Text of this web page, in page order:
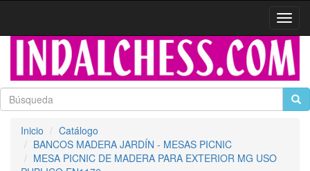
Inicio
Catálogo
BANCOS MADERA JARDÍN - MESAS PICNIC
MESA PICNIC DE MADERA PARA EXTERIOR MG USO